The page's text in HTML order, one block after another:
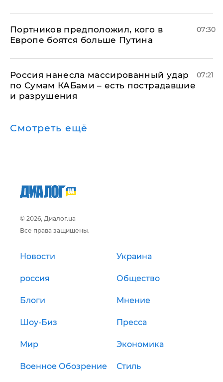
Портников предположил, кого в
Европе боятся больше Путина
07:30
Россия нанесла массированный удар
по Сумам КАБами – есть пострадавшие
и разрушения
07:21
Смотреть ещё
© 2026, Диалог.ua
Все права защищены.
Новости Украина
россия Общество
Блоги Мнение
Шоу-Биз Пресса
Мир Экономика
Военное Обозрение Стиль